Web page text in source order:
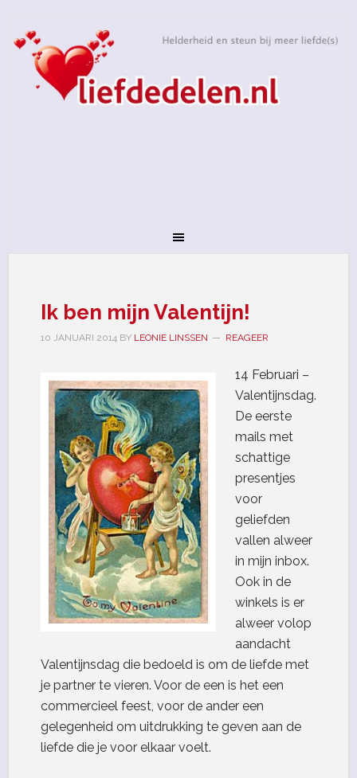
Ik ben mijn Valentijn!
10 JANUARI 2014BY LEONIE LINSSEN REAGEER
14 Februari –
Valentijnsdag.
De eerste
mails met
schattige
presentjes
voor
geliefden
vallen alweer
in mijn inbox.
Ook in de
winkels is er
alweer volop
aandacht
Valentijnsdag die bedoeld is om de liefde met
je partner te vieren. Voor de een is het een
commercieel feest, voor de ander een
gelegenheid om uitdrukking te geven aan de
liefde die je voor elkaar voelt.